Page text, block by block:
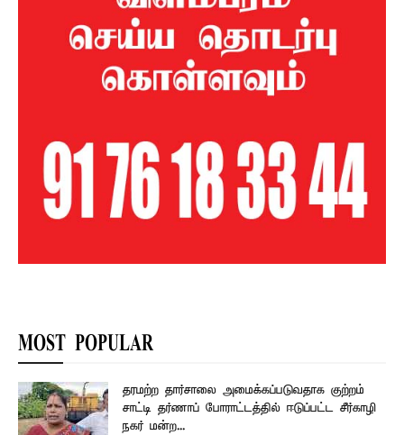
MOST POPULAR
தரமற்ற தார்சாலை அமைக்கப்படுவதாக குற்றம்
சாட்டி தர்ணாப் போராட்டத்தில் ஈடுப்பட்ட சீர்காழி
நகர் மன்ற...